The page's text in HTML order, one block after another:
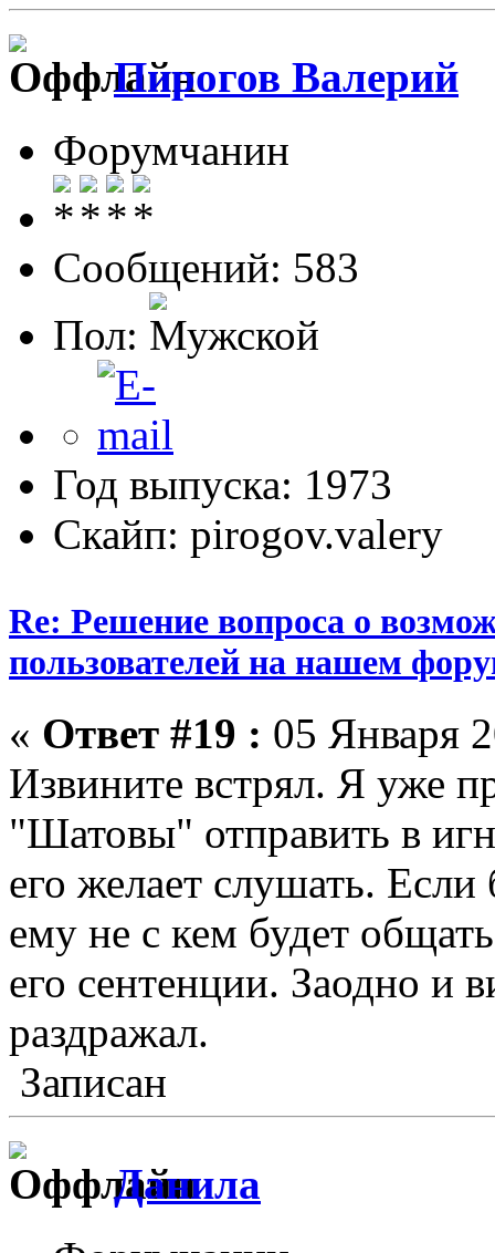
Пирогов Валерий
Форумчанин
Сообщений: 583
Пол:
Год выпуска: 1973
Скайп: pirogov.valery
Re: Решение вопроса о
пользователей на нашем
« Ответ #19 : 05 Января
Извините встрял. Я уже
"Шатовы" отправить в
его желает слушать.
ему не с кем будет
его сентенции. Заодно и
раздражал.
Записан
Данила